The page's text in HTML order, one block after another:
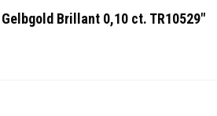
Brillant 0,10 ct. TR10529"